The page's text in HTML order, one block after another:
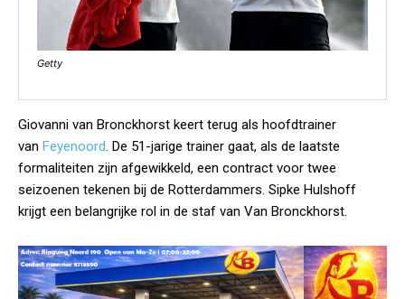
Getty
Giovanni van Bronckhorst keert terug als hoofdtrainer
van Feyenoord. De 51-jarige trainer gaat, als de laatste
formaliteiten zijn afgewikkeld, een contract voor twee
seizoenen tekenen bij de Rotterdammers. Sipke Hulshoff
krijgt een belangrijke rol in de staf van Van Bronckhorst.